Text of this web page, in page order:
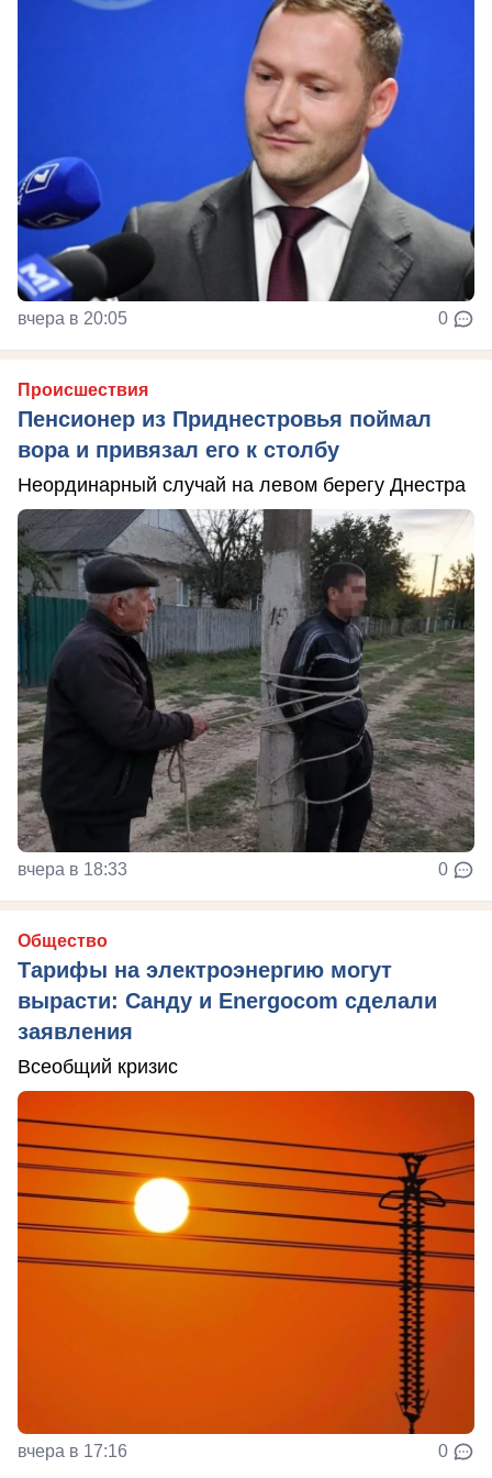
вчера в 20:05 0
Происшествия
Пенсионер из Приднестровья поймал
вора и привязал его к столбу
Неординарный случай на левом берегу Днестра
вчера в 18:33 0
Общество
Тарифы на электроэнергию могут
вырасти: Санду и Energocom сделали
заявления
Всеобщий кризис
вчера в 17:16 0